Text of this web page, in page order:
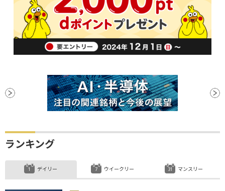
ランキング
デイリー ウイークリー マンスリー